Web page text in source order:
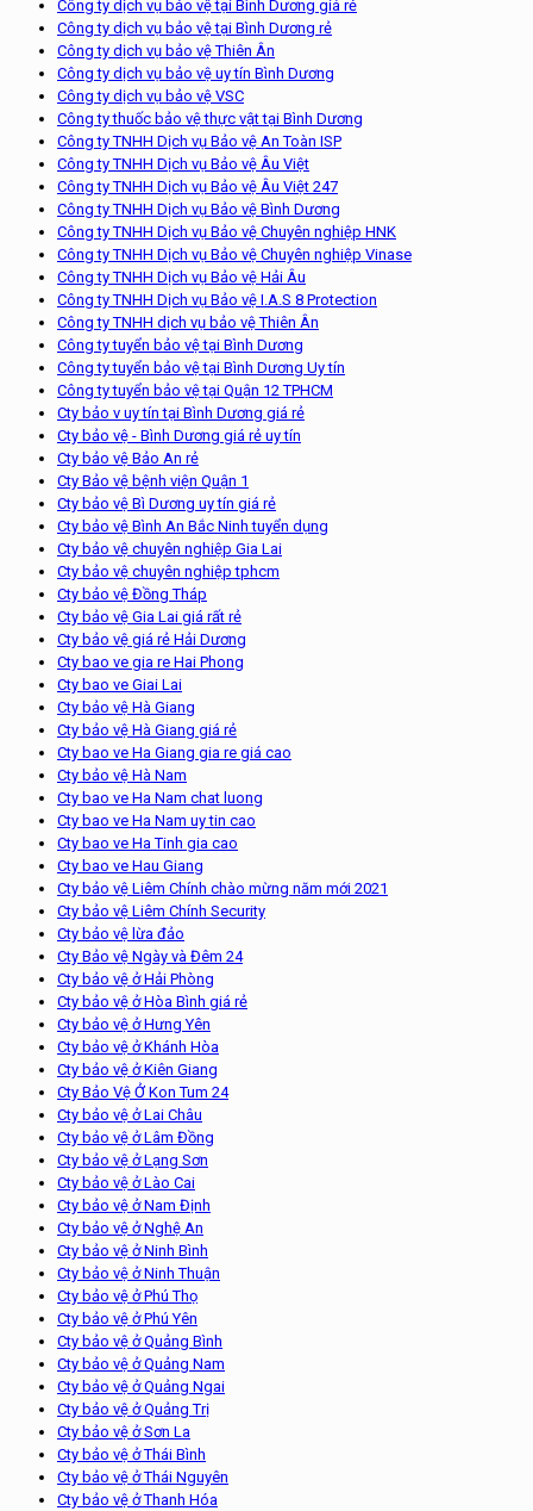
Công ty dịch vụ bảo vệ tại Bình Dương giá rẻ
Công ty dịch vụ bảo vệ tại Bình Dương rẻ
Công ty dịch vụ bảo vệ Thiên Ân
Công ty dịch vụ bảo vệ uy tín Bình Dương
Công ty dịch vụ bảo vệ VSC
Công ty thuốc bảo vệ thực vật tại Bình Dương
Công ty TNHH Dịch vụ Bảo vệ An Toàn ISP
Công ty TNHH Dịch vụ Bảo vệ Âu Việt
Công ty TNHH Dịch vụ Bảo vệ Âu Việt 247
Công ty TNHH Dịch vụ Bảo vệ Bình Dương
Công ty TNHH Dịch vụ Bảo vệ Chuyên nghiệp HNK
Công ty TNHH Dịch vụ Bảo vệ Chuyên nghiệp Vinase
Công ty TNHH Dịch vụ Bảo vệ Hải Âu
Công ty TNHH Dịch vụ Bảo vệ I.A.S 8 Protection
Công ty TNHH dịch vụ bảo vệ Thiên Ân
Công ty tuyển bảo vệ tại Bình Dương
Công ty tuyển bảo vệ tại Bình Dương Uy tín
Công ty tuyển bảo vệ tại Quận 12 TPHCM
Cty bảo v uy tín tại Bình Dương giá rẻ
Cty bảo vệ - Bình Dương giá rẻ uy tín
Cty bảo vệ Bảo An rẻ
Cty Bảo vệ bệnh viện Quận 1
Cty bảo vệ Bì Dương uy tín giá rẻ
Cty bảo vệ Bình An Bắc Ninh tuyển dụng
Cty bảo vệ chuyên nghiệp Gia Lai
Cty bảo vệ chuyên nghiệp tphcm
Cty bảo vệ Đồng Tháp
Cty bảo vệ Gia Lai giá rất rẻ
Cty bảo vệ giá rẻ Hải Dương
Cty bao ve gia re Hai Phong
Cty bao ve Giai Lai
Cty bảo vệ Hà Giang
Cty bảo vệ Hà Giang giá rẻ
Cty bao ve Ha Giang gia re giá cao
Cty bảo vệ Hà Nam
Cty bao ve Ha Nam chat luong
Cty bao ve Ha Nam uy tin cao
Cty bao ve Ha Tinh gia cao
Cty bao ve Hau Giang
Cty bảo vệ Liêm Chính chào mừng năm mới 2021
Cty bảo vệ Liêm Chính Security
Cty bảo vệ lừa đảo
Cty Bảo vệ Ngày và Đêm 24
Cty bảo vệ ở Hải Phòng
Cty bảo vệ ở Hòa Bình giá rẻ
Cty bảo vệ ở Hưng Yên
Cty bảo vệ ở Khánh Hòa
Cty bảo vệ ở Kiên Giang
Cty Bảo Vệ Ở Kon Tum 24
Cty bảo vệ ở Lai Châu
Cty bảo vệ ở Lâm Đồng
Cty bảo vệ ở Lạng Sơn
Cty bảo vệ ở Lào Cai
Cty bảo vệ ở Nam Định
Cty bảo vệ ở Nghệ An
Cty bảo vệ ở Ninh Bình
Cty bảo vệ ở Ninh Thuận
Cty bảo vệ ở Phú Thọ
Cty bảo vệ ở Phú Yên
Cty bảo vệ ở Quảng Bình
Cty bảo vệ ở Quảng Nam
Cty bảo vệ ở Quảng Ngai
Cty bảo vệ ở Quảng Trị
Cty bảo vệ ở Sơn La
Cty bảo vệ ở Thái Bình
Cty bảo vệ ở Thái Nguyên
Cty bảo vệ ở Thanh Hóa